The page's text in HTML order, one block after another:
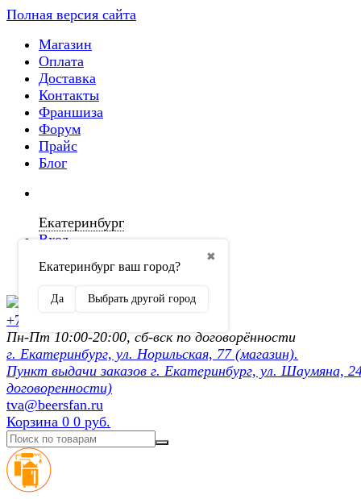
Полная версия сайта
Магазин
Оплата
Доставка
Контакты
Франшиза
Форум
Прайс
Блог
Екатеринбург
✖
Екатеринбург ваш город?
Да Выбрать другой город
Вход
Регистрация
+7 (902) 872-54-70
Пн-Пт 10:00-20:00, сб-вск по договорённости
г. Екатеринбург, ул. Норильская, 77 (магазин).
Пункт выдачи заказов г. Екатеринбург, ул. Шаумяна,
договоренности)
tva@beersfan.ru
Корзина 0 0 руб.